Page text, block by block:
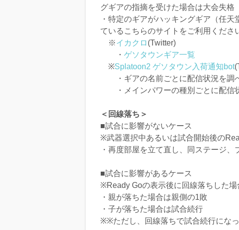
グギアの指摘を受けた場合は大会失格
・特定のギアがハッキングギア（任
ているこちらのサイトをご利用くださ
※イカクロ (Twitter)
・ ゲソタウンギア一覧
※Splatoon2 ゲソタウン入荷通知bot
・ギアの名前ごとに配信状況を調
・メインパワーの種別ごとに配信
＜回線落ち＞
■試合に影響がないケース
※武器選択中あるいは試合開始後の
・再度部屋を立て直し、同ステージ
■試合に影響があるケース
※Ready Goの表示後に回線落ちした場
・親が落ちた場合は親側の1敗
・子が落ちた場合は試合続行
※※ただし、回線落ちで試合続行にな